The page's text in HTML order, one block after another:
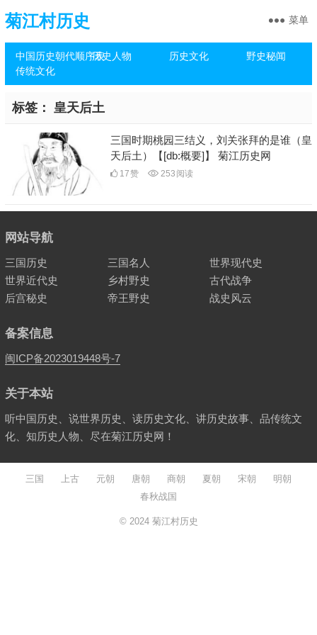
菊江村历史
中国历史朝代顺序表历史人物 历史文化
野史秘闻
传统文化
菜单
标签： 皇天后土
三国时期桃园三结义，刘关张拜的是谁（皇
天后土）【[db:概要]】 菊江历史网
17赞 253 阅读
网站导航
三国历史 三国名人
世界现代史
世界近代史
乡村野史
古代战争
后宫秘史
帝王野史 战史风云
备案信息
闽ICP备2023019448号-7
关于本站
听中国历史、说世界历史、读历史文化、讲历史故事、品传统文
化、知历史人物、尽在菊江历史网！
三国 上古 元朝 唐朝 商朝 夏朝 宋朝
明朝
春秋战国
© 2024 菊江村历史